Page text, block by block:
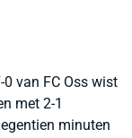
van FC Oss wist
met 2-1
minuten